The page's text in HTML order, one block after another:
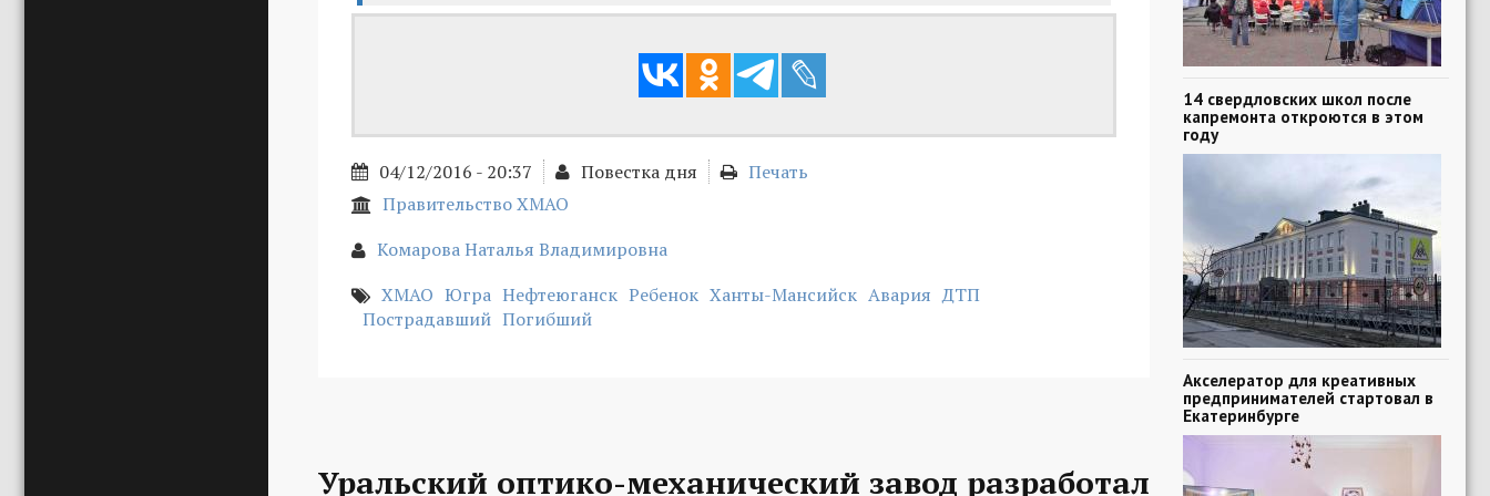
04/12/2016 - 20:37 Повестка дня
Печать
Правительство ХМАО
Комарова Наталья Владимировна
ХМАО Югра Нефтеюганск Ребенок Ханты-Мансийск Авария ДТП
Пострадавший Погибший
Уральский оптико-механический завод разработал
14 свердловских школ после
капремонта откроются в этом
году
Акселератор для креативных
предпринимателей стартовал в
Екатеринбурге